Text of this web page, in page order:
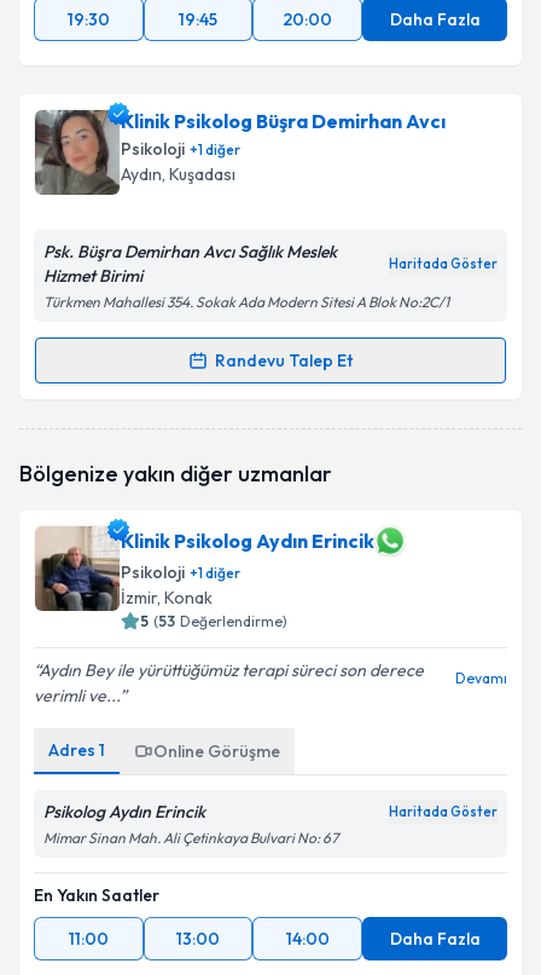
19:30
19:45 20:00 Daha Fazla
Klinik Psikolog Büşra Demirhan Avcı
Psikoloji +1diğer
Aydın, Kuşadası
Psk. Büşra Demirhan Avcı Sağlık Meslek
Hizmet Birimi
Haritada Göster
Türkmen Mahallesi 354. Sokak Ada Modern Sitesi A Blok No:2C/1
Randevu Talep Et
Randevu Takvimi Talebi
takvimi talebi oluşturun. Size bu uzmandan randevu
bilgilendireceğiz.
E-posta Adresiniz
Kişisel verilerimin işlenmesine ilişkin
kapsamda işlenmesini kabul ediyorum.
Takvim Talebini Gönder
Bölgenize yakın diğer uzmanlar
Klinik Psikolog Aydın Erincik
Psikoloji +1diğer
İzmir, Konak
5 (53 Değerlendirme)
Aydın Bey ile yürüttüğümüz terapi süreci son derece
verimli ve...
Devamı
Adres 1 Online Görüşme
Psikolog Aydın Erincik Haritada Göster
Mimar Sinan Mah. Ali Çetinkaya Bulvari No: 67
En Yakın Saatler
11:00
13:00 14:00 Daha Fazla